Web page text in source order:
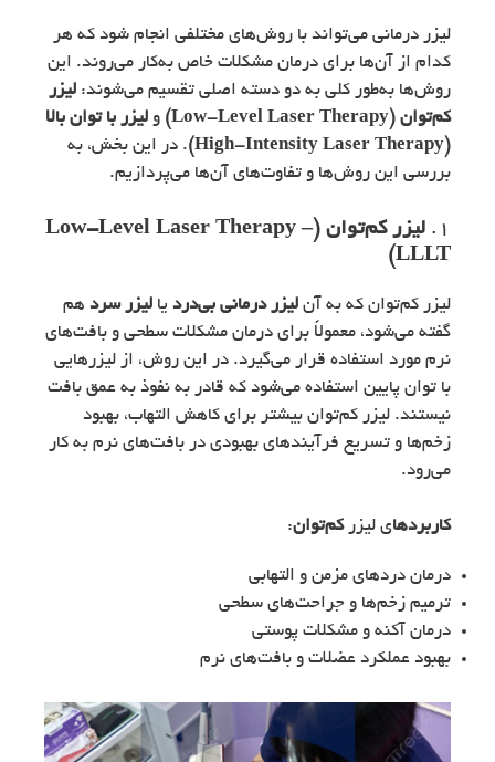
لیزر درمانی می‌تواند با روش‌های مختلفی انجام شود که هر
کدام از آن‌ها برای درمان مشکلات خاص به‌کار می‌روند. این
روش‌ها به‌طور کلی به دو دسته اصلی تقسیم می‌شوند: لیزر
کم‌توان (Low-Level Laser Therapy)
و لیزر با توان بالا
(High-Intensity Laser Therapy)
. در این بخش، به
بررسی این روش‌ها و تفاوت‌های آن‌ها می‌پردازیم.
1.
لیزر کم‌توان (Low-Level Laser Therapy –
LLLT)
لیزر کم‌توان که به آن لیزر درمانی بی‌درد یا لیزر سرد هم
گفته می‌شود، معمولاً برای درمان مشکلات سطحی و بافت‌های
نرم مورد استفاده قرار می‌گیرد. در این روش، از لیزرهایی
با توان پایین استفاده می‌شود که قادر به نفوذ به عمق بافت
نیستند. لیزر کم‌توان بیشتر برای کاهش التهاب، بهبود
زخم‌ها و تسریع فرآیندهای بهبودی در بافت‌های نرم به کار
می‌رود.
کاربردهای لیزرکم‌توان:
درمان دردهای مزمن و التهابی
ترمیم زخم‌ها و جراحت‌های سطحی
درمان آکنه و مشکلات پوستی
بهبود عملکرد عضلات و بافت‌های نرم